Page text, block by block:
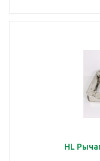
HL